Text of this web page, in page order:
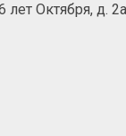
лет Октября, д. 2а